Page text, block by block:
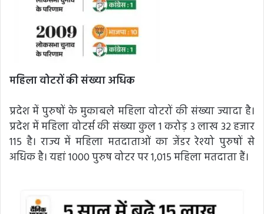
महिला वोटरों की संख्या अधिक
प्रदेश में पुरुषों के मुकाबले महिला वोटरों की संख्या ज्यादा है।
प्रदेश में महिला वोटर्स की संख्या कुल 1 करोड़ 3 लाख 32 हजार
115 है। राज्य में महिला मतदाताओं का जेंडर रेश्यो पुरुषों से
अधिक है। यहां 1000 पुरुष वोटर पर 1,015 महिला मतदाता हैं।